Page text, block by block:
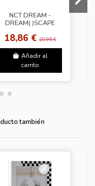
NCT DREAM -
DREAM( )SCAPE
Cover]
18,86 €20,95 €
Añadir al
carrito
también